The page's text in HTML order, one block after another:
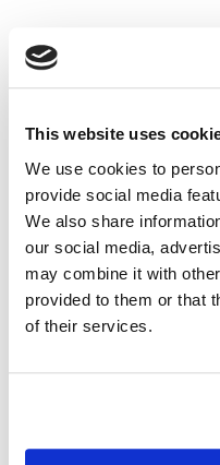
This website uses
We use cookies to
provide social media
We also share
our social media,
may combine it with
provided to them or that
of their services.
12
OTT
Tips e Curiosità
Scarafaggi
racconti di